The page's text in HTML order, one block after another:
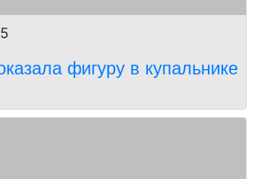
фигуру в купальнике